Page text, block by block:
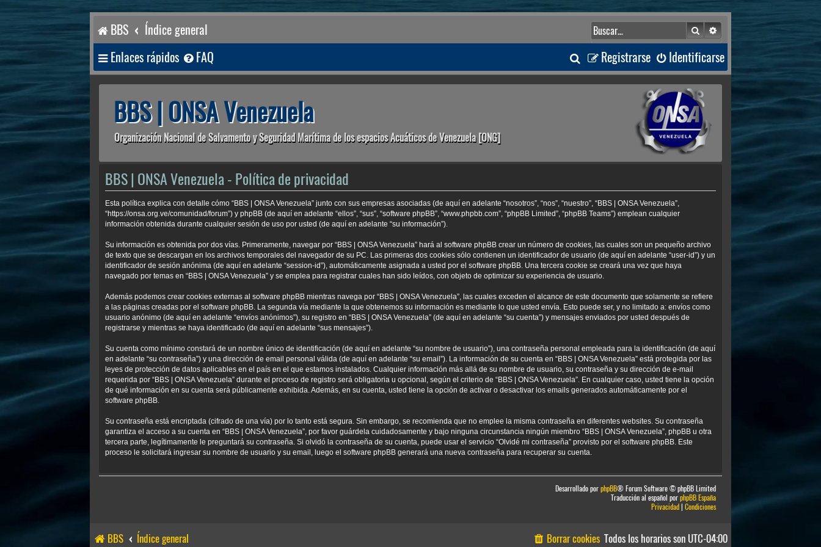
BBS Índice general BuscarBúsqueda avanzada
Enlaces rápidos FAQ Identificarse
Registrarse
B
u
a
r
BBS | ONSA Venezuela
Organización Nacional de Salvamento y Seguridad Marítima de los espacios Acuáticos de Venezuela [ONG]
BBS | ONSA Venezuela - Política de privacidad
Esta política explica con detalle cómo “BBS | ONSA Venezuela” junto con sus empresas asociadas (de aquí en adelante “nosotros”, “nos”, “nuestro”, “BBS | ONSA Venezuela”,
“https://onsa.org.ve/comunidad/forum”) y phpBB (de aquí en adelante “ellos”, “sus”, “software phpBB”, “www.phpbb.com”, “phpBB Limited”, “phpBB Teams”) emplean cualquier
información obtenida durante cualquier sesión de uso por usted (de aquí en adelante “su información”).
Su información es obtenida por dos vías. Primeramente, navegar por “BBS | ONSA Venezuela” hará al software phpBB crear un número de cookies, las cuales son un pequeño archivo
de texto que se descargan en los archivos temporales del navegador de su PC. Las primeras dos cookies sólo contienen un identificador de usuario (de aquí en adelante “user-id”) y un
identificador de sesión anónima (de aquí en adelante “session-id”), automáticamente asignada a usted por el software phpBB. Una tercera cookie se creará una vez que haya
navegado por temas en “BBS | ONSA Venezuela” y se emplea para registrar cuales han sido leídos, con objeto de optimizar su experiencia de usuario.
Además podemos crear cookies externas al software phpBB mientras navega por “BBS | ONSA Venezuela”, las cuales exceden el alcance de este documento que solamente se refiere
a las páginas creadas por el software phpBB. La segunda vía mediante la que obtenemos su información es mediante lo que usted envía. Esto puede ser, y no limitado a: envíos como
usuario anónimo (de aquí en adelante “envíos anónimos”), su registro en “BBS | ONSA Venezuela” (de aquí en adelante “su cuenta”) y mensajes enviados por usted después de
registrarse y mientras se haya identificado (de aquí en adelante “sus mensajes”).
Su cuenta como mínimo constará de un nombre único de identificación (de aquí en adelante “su nombre de usuario”), una contraseña personal empleada para la identificación (de aquí
en adelante “su contraseña”) y una dirección de email personal válida (de aquí en adelante “su email”). La información de su cuenta en “BBS | ONSA Venezuela” está protegida por las
leyes de protección de datos aplicables en el país en el que estamos instalados. Cualquier información más allá de su nombre de usuario, su contraseña y su dirección de e-mail
requerida por “BBS | ONSA Venezuela” durante el proceso de registro será obligatoria u opcional, según el criterio de “BBS | ONSA Venezuela”. En cualquier caso, usted tiene la opción
de qué información en su cuenta será públicamente exhibida. Además, en su cuenta, usted tiene la opción de activar o desactivar los emails generados automáticamente por el
software phpBB.
Su contraseña está encriptada (cifrado de una vía) por lo tanto está segura. Sin embargo, se recomienda que no emplee la misma contraseña en diferentes websites. Su contraseña
garantiza el acceso a su cuenta en “BBS | ONSA Venezuela”, por favor guárdela cuidadosamente y bajo ninguna circunstancia ningún miembro “BBS | ONSA Venezuela”, phpBB u otra
tercera parte, legítimamente le preguntará su contraseña. Si olvidó la contraseña de su cuenta, puede usar el servicio “Olvidé mi contraseña” provisto por el software phpBB. Este
proceso le solicitará ingresar su nombre de usuario y su email, luego el software phpBB generará una nueva contraseña para recuperar su cuenta.
Desarrollado porphpBB® Forum Software © phpBB Limited
Traducción al español porphpBB España
Privacidad| Condiciones
BBS Índice general Todos los horarios son UTC-04:00
Borrar cookies